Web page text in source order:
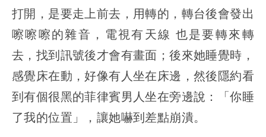
打開，是要走上前去，用轉的，轉台後會發出
嚓嚓嚓的雜音，電視有天線 也是要轉來轉
去，找到訊號後才會有畫面；後來她睡覺時，
感覺床在動，好像有人坐在床邊，然後隱約看
到有個很黑的菲律賓男人坐在旁邊說：「你睡
了我的位置」，讓她嚇到差點崩潰。